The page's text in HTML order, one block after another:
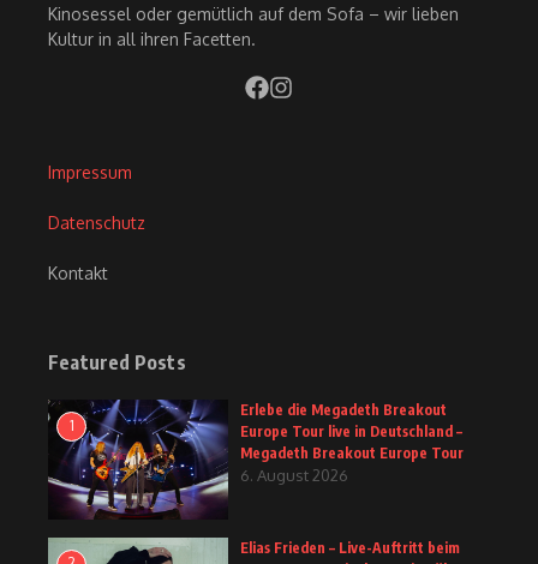
Kinosessel oder gemütlich auf dem Sofa – wir lieben
Kultur in all ihren Facetten.
Impressum
Datenschutz
Kontakt
Featured Posts
1
Erlebe die Megadeth Breakout
Europe Tour live in Deutschland –
Megadeth Breakout Europe Tour
6. August 2026
Elias Frieden – Live-Auftritt beim